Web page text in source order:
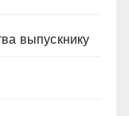
выпускнику